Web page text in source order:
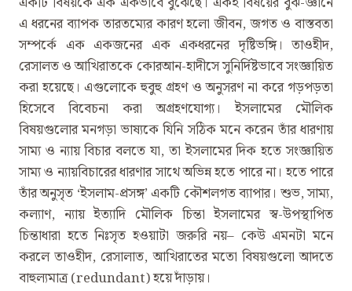
এ ধরনের ব্যাপক তারতম্যের কারণ হলো জীবন, জগত ও বাস্তবতা
সম্পর্কে এক একজনের এক একধরনের দৃষ্টিভঙ্গি। তাওহীদ,
রেসালত ও আখিরাতকে কোরআন-হাদীসে সুনির্দিষ্টভাবে সংজ্ঞায়িত
করা হয়েছে। এগুলোকে হুবুহু গ্রহণ ও অনুসরণ না করে গড়পড়তা
হিসেবে বিবেচনা করা অগ্রহণযোগ্য। ইসলামের মৌলিক
বিষয়গুলোর মনগড়া ভাষ্যকে যিনি সঠিক মনে করেন তাঁর ধারণায়
সাম্য ও ন্যায় বিচার বলতে যা, তা ইসলামের দিক হতে সংজ্ঞায়িত
সাম্য ও ন্যায়বিচারের ধারণার সাথে অভিন্ন হতে পারে না। হতে পারে
তাঁর অনুসৃত ‘ইসলাম-প্রসঙ্গ’ একটি কৌশলগত ব্যাপার। শুভ, সাম্য,
কল্যাণ, ন্যায় ইত্যাদি মৌলিক চিন্তা ইসলামের স্ব-উপস্থাপিত
চিন্তাধারা হতে নিঃসৃত হওয়াটা জরুরি নয়– কেউ এমনটা মনে
করলে তাওহীদ, রেসালাত, আখিরাতের মতো বিষয়গুলো আদতে
বাহুল্যমাত্র (redundant) হয়ে দাঁড়ায়।